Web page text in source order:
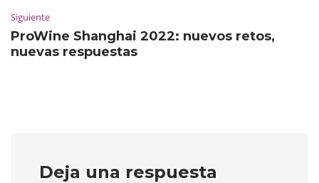
Siguiente
ProWine Shanghai 2022: nuevos retos,
nuevas respuestas
Deja una respuesta